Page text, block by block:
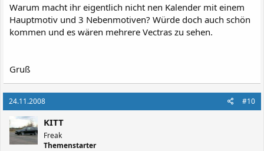
Warum macht ihr eigentlich nicht nen Kalender mit einem
Hauptmotiv und 3 Nebenmotiven? Würde doch auch schön
kommen und es wären mehrere Vectras zu sehen.
Gruß
24.11.2008 #10
KITT
Freak
Themenstarter